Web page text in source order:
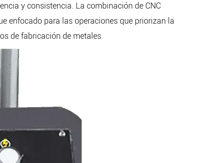
y consistencia. La combinación de CNC
enfocado para las operaciones que priorizan la
de fabricación de metales.